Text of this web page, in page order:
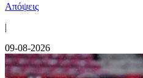
Απόψεις
|
09-08-2026